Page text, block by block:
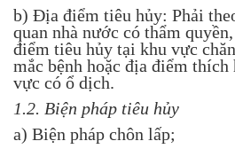
b) Địa điểm tiêu hủy: Phải
quan nhà nước có thẩm
điểm tiêu hủy tại khu vực
mắc bệnh hoặc địa điểm thích
vực có ổ dịch.
1.2. Biện pháp tiêu hủy
a) Biện pháp chôn lấp;